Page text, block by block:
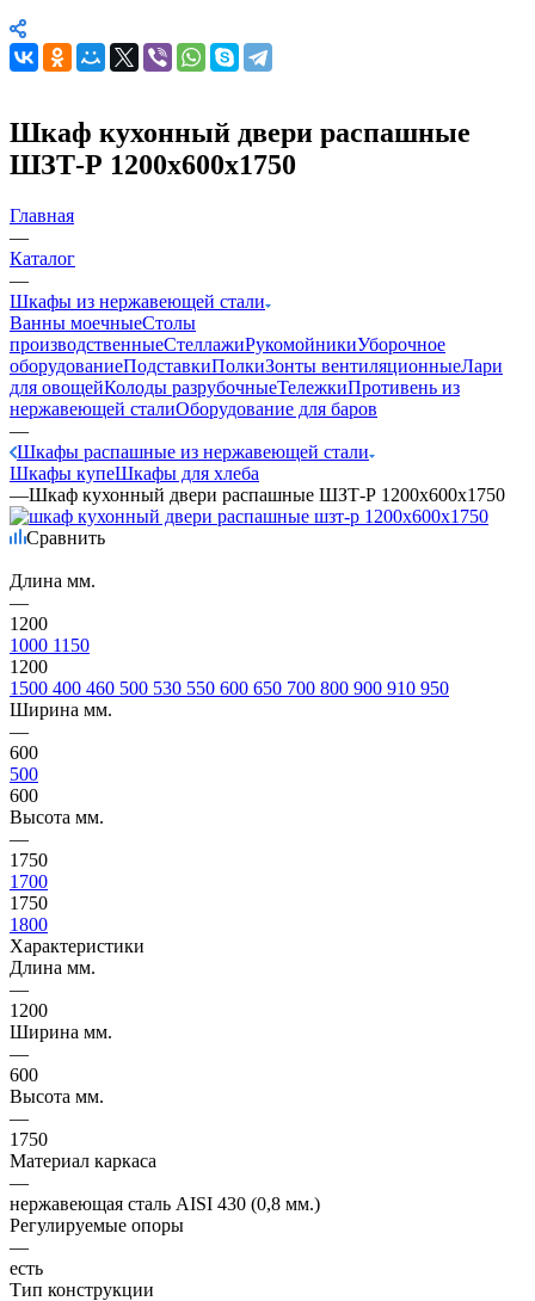
Шкаф кухонный двери распашные
ШЗТ-Р 1200х600х1750
Главная
—
Каталог
—
Шкафы из нержавеющей стали
Ванны моечныеСтолы
производственныеСтеллажиРукомойникиУборочное
оборудованиеПодставкиПолкиЗонты вентиляционныеЛари
для овощейКолоды разрубочныеТележкиПротивень из
нержавеющей сталиОборудование для баров
—
Шкафы распашные из нержавеющей стали
Шкафы купеШкафы для хлеба
—Шкаф кухонный двери распашные ШЗТ-Р 1200х600х1750
Сравнить
Длина мм.
—
1200
1000 1150
1200
1500 400 460 500 530 550 600 650 700 800 900 910 950
Ширина мм.
—
600
500
600
Высота мм.
—
1750
1700
1750
1800
Характеристики
Длина мм.
—
1200
Ширина мм.
—
600
Высота мм.
—
1750
Материал каркаса
—
нержавеющая сталь AISI 430 (0,8 мм.)
Регулируемые опоры
—
есть
Тип конструкции